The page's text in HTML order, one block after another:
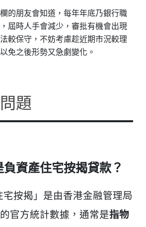
的朋友會知道，每年年底乃銀行職
屆時人手會減少，審批有機會出現
較保守，不妨考慮趁近期市況較理
免之後形勢又急劇變化。
題
資產住宅按揭貸款？
按揭」是由香港金融管理局
官方統計數據，通常是指物